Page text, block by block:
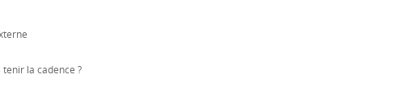
la cadence ?